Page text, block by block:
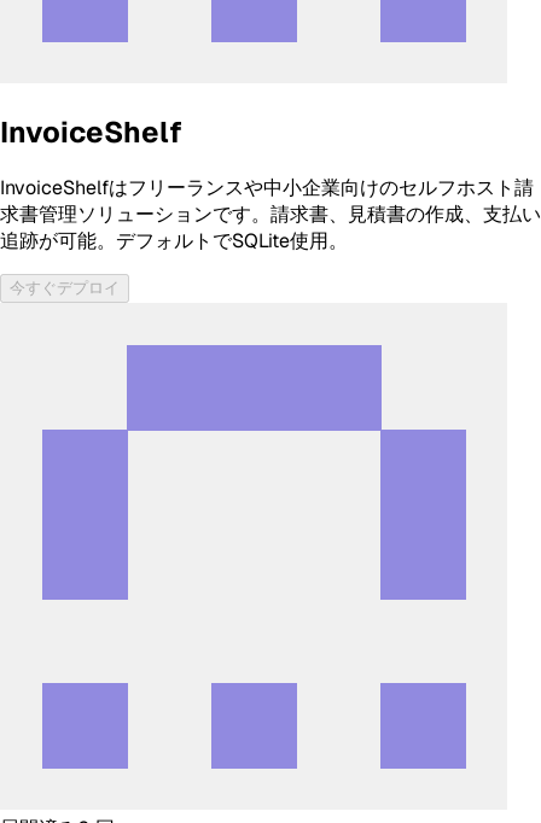
InvoiceShelf
InvoiceShelfはフリーランスや中小企業向けのセルフホスト請
求書管理ソリューションです。請求書、見積書の作成、支払い
追跡が可能。デフォルトでSQLite使用。
今すぐデプロイ